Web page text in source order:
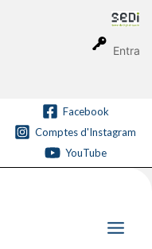
Entra
Facebook
Comptes d'Instagram
YouTube